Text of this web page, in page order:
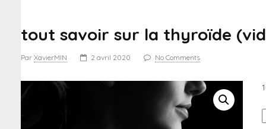
tout savoir sur la thyroïde
Par XavierMIN 2 avril 2020 No Comments